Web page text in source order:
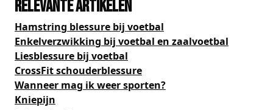
Relevante artikelen
Hamstring blessure bij voetbal
Enkelverzwikking bij voetbal en zaalvoetbal
Liesblessure bij voetbal
CrossFit schouderblessure
Wanneer mag ik weer sporten?
Kniepijn